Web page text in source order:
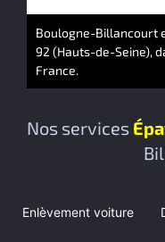
Nos services
Enlèvement voiture
Boulogne-Billancourt
92 (Hauts-de-Seine),
France.